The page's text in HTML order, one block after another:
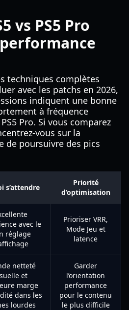
vs PS5 Pro
techniques complètes
avec les patchs en 2026,
indiquent une bonne
à fréquence
Pro. Si vous comparez
vous sur la
de poursuivre des pics
s’attendre
Priorité
d’optimisation
avec le
réglage
Prioriser VRR,
Mode Jeu et
latence
netteté
et
marge
dans les
lourdes
Garder
l’orientation
performance
pour le contenu
le plus difficile